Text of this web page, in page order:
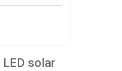
solar